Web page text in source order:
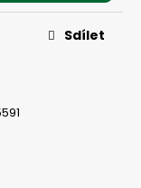
Sdílet